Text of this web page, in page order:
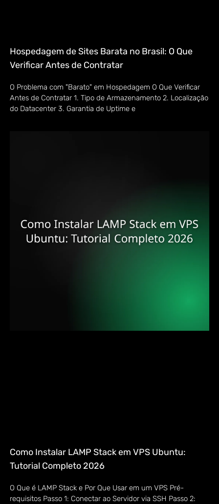
Hospedagem de Sites Barata no Brasil: O Que
Verificar Antes de Contratar
O Problema com "Barato" em Hospedagem O Que Verificar
Antes de Contratar 1. Tipo de Armazenamento 2. Localização
do Datacenter 3. Garantia de Uptime e
Como Instalar LAMP Stack em VPS Ubuntu:
Tutorial Completo 2026
O Que é LAMP Stack e Por Que Usar em um VPS Pré-
requisitos Passo 1: Conectar ao Servidor via SSH Passo 2: